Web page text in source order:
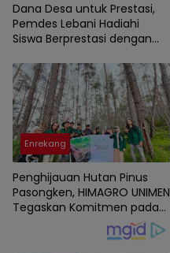
Dana Desa untuk Prestasi,
Pemdes Lebani Hadiahi
Siswa Berprestasi dengan
Sekolah
Enrekang
Penghijauan Hutan Pinus
Pasongken, HIMAGRO UNIMEN
Tegaskan Komitmen pada